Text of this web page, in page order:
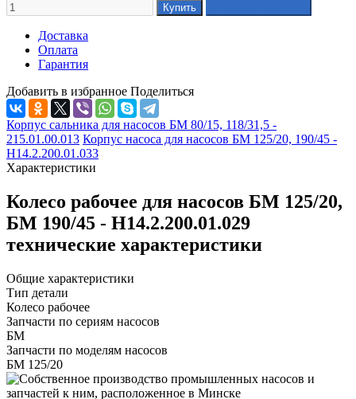
Доставка
Оплата
Гарантия
Добавить в избранное Поделиться
Корпус сальника для насосов БМ 80/15, 118/31,5 -
215.01.00.013 Корпус насоса для насосов БМ 125/20, 190/45 -
Н14.2.200.01.033
Характеристики
Колесо рабочее для насосов БМ 125/20,
БМ 190/45 - Н14.2.200.01.029
технические характеристики
Общие характеристики
Тип детали
Колесо рабочее
Запчасти по сериям насосов
БМ
Запчасти по моделям насосов
БМ 125/20